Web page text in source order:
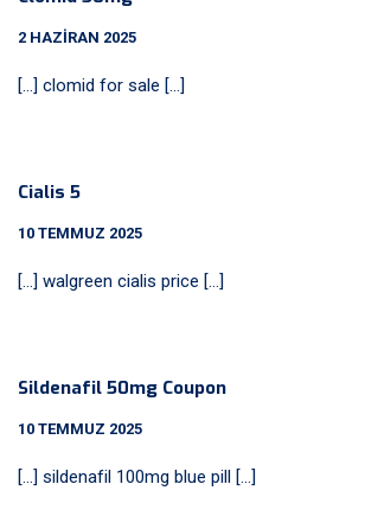
2 HAZIRAN 2025
[…] clomid for sale […]
Cialis 5
10 TEMMUZ 2025
[…] walgreen cialis price […]
Sildenafil 50mg Coupon
10 TEMMUZ 2025
[…] sildenafil 100mg blue pill […]